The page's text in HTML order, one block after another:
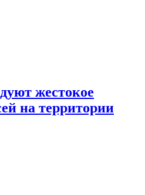
жестокое
на территории